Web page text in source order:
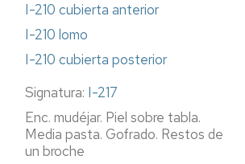
I-210 cubierta anterior
I-210 lomo
I-210 cubierta posterior
Signatura: I-217
Enc. mudéjar. Piel sobre tabla.
Media pasta. Gofrado. Restos de
un broche